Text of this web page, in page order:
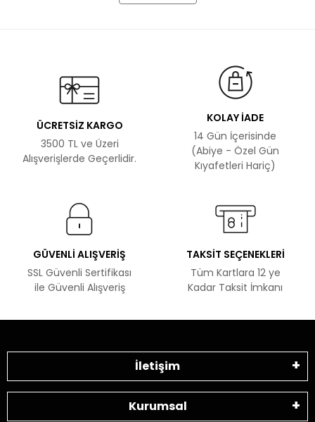
ÜCRETSİZ KARGO
3500 TL ve Üzeri
Alışverişlerde Geçerlidir.
KOLAY İADE
14 Gün İçerisinde
(Abiye - Özel Gün
Kıyafetleri Hariç)
GÜVENLİ ALIŞVERİŞ
SSL Güvenli Sertifikası
ile Güvenli Alışveriş
TAKSİT SEÇENEKLERİ
Tüm Kartlara 12 ye
Kadar Taksit İmkanı
İletişim
Kurumsal